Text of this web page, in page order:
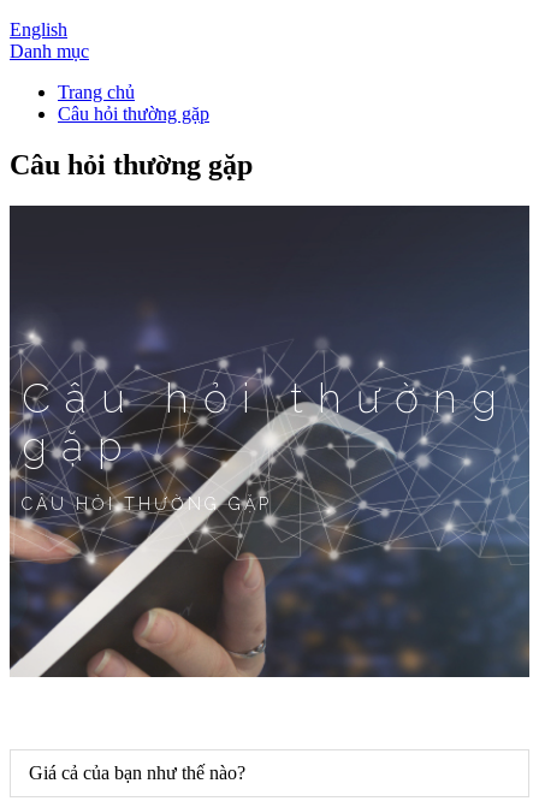
English
Danh mục
Trang chủ
Câu hỏi thường gặp
Câu hỏi thường gặp
Câu hỏi thường
gặp
CÂU HỎI THƯỜNG GẶP
Giá cả của bạn như thế nào?